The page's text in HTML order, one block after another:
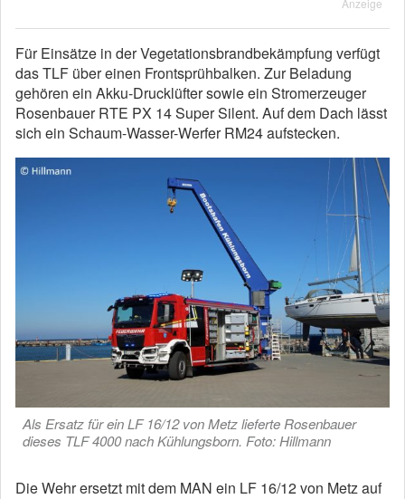
Anzeige
Für Einsätze in der Vegetationsbrandbekämpfung verfügt
das TLF über einen Frontsprühbalken. Zur Beladung
gehören ein Akku-Drucklüfter sowie ein Stromerzeuger
Rosenbauer RTE PX 14 Super Silent. Auf dem Dach lässt
sich ein Schaum-Wasser-Werfer RM24 aufstecken.
Als Ersatz für ein LF 16/12 von Metz lieferte Rosenbauer
dieses TLF 4000 nach Kühlungsborn. Foto: Hillmann
Die Wehr ersetzt mit dem MAN ein LF 16/12 von Metz auf